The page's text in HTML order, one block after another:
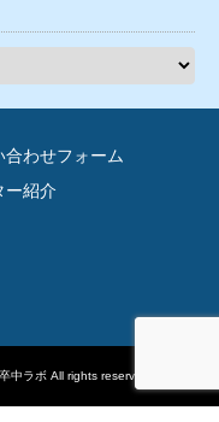
合わせフォーム
ー紹介
中ラボ All rights reserved.